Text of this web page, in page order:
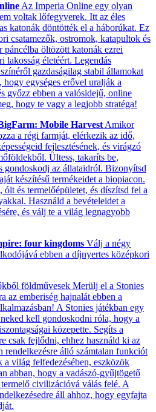
Az Imperia Online egy olyan
voltak lőfegyverek. Itt az éles
katonák döntötték el a háborúkat. Ez
csatamezők, ostromok, katapultok és
páncélba öltözött katonák ezrei
lakosság életéért. Legendás
gazdaságilag stabil államokat
hogy egységes erővel uralják a
győzz ebben a valósidejű, online
hogy te vagy a legjobb stratéga!
Mobile Harvest Amikor
a régi farmját, elérkezik az idő,
fejlesztésének, és virágzó
Ültess, takaríts be,
gondoskodj az állataidról. Bizonyítsd
készítésű termékeidet a biopiacon.
és termelőépületet, és díszítsd fel a
Használd a bevételeidet a
és válj te a világ legnagyobb
four kingdoms Válj a négy
ebben a díjnyertes középkori
földművesek Merülj el a Stonies
az emberiség hajnalát ebben a
A Stonies játékban egy
kell gondoskodni róla, hogy a
közepette. Segíts a
csak fejlődni, ehhez használd ki az
rendelkezésre álló számtalan funkciót
a világ felfedezésében, eszközök
abban, hogy a vadászó-gyűjtögető
civilizációvá válás felé. A
áll ahhoz, hogy egyfajta